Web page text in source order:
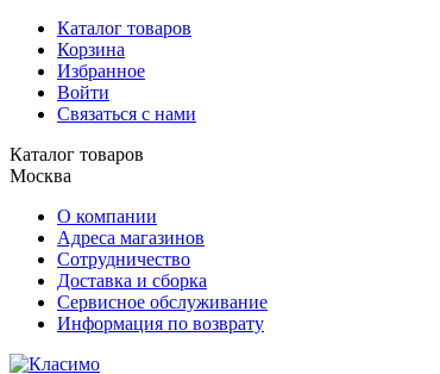
Каталог товаров
Корзина
Избранное
Войти
Связаться с нами
Каталог товаров
Москва
О компании
Адреса магазинов
Сотрудничество
Доставка и сборка
Сервисное обслуживание
Информация по возврату